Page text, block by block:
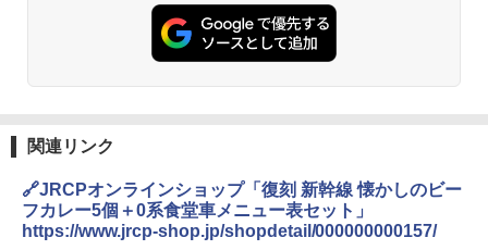
角瓶 2700ml サントリー ウイスキー ハ
イボール 大容量
イスキー ハイボール 缶
￥4,927
麺 小腹 インスタント アウトドアにも ロ
ーリングストック 大人買い おやつカン
パニー
￥1,288
し 塩らーめん 108g×10袋 保存食 備蓄
￥2,323
シャープ 過熱水蒸気 オーブンレンジ 26
L コンベクション 2段調理 ホワイト RE-
SS26B-W
￥32,800
高効率 15L 一人暮らし 二人暮らし スチ
ーム調理 フラットテーブル トースト機
能 自動メニュー33種 簡単お手入れ ブラ
ック YRZ-WF150TV(B)
関連リンク
🔗JRCPオンラインショップ「復刻 新幹線 懐かしのビー
フカレー5個＋0系食堂車メニュー表セット」
https://www.jrcp-shop.jp/shopdetail/000000000157/